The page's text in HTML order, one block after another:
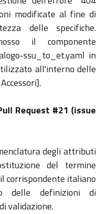
modificate al fine di
delle specifiche.
il componente
ssu_to_et.yaml in
all'interno delle
Request #21 (issue
degli attributi
del termine
corrispondente italiano
delle definizioni di
validazione.